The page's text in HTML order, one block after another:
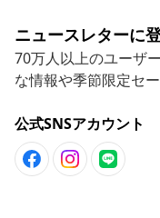
ニュースレターに
70万人以上のユーザ
な情報や季節限定セ
公式SNSアカウント